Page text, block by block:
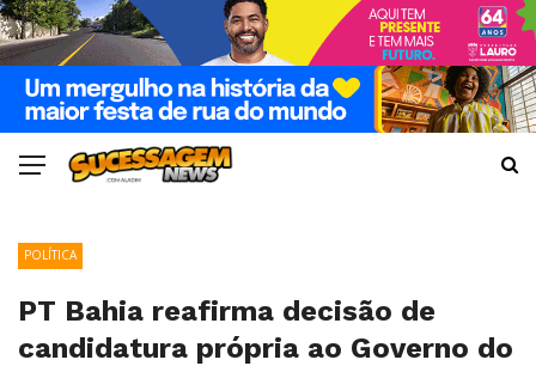
POLÍTICA
PT Bahia reafirma decisão de
candidatura própria ao Governo do